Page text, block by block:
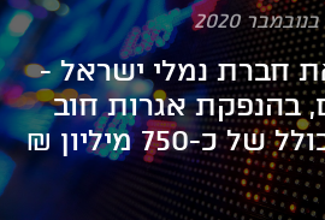
חברת נמלי ישראל -
בהנפקת אגרות חוב
750 מיליון ₪